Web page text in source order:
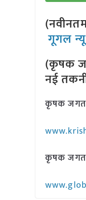
गूगल
(कृषक
नई
कृषक जगत
कृषक जगत